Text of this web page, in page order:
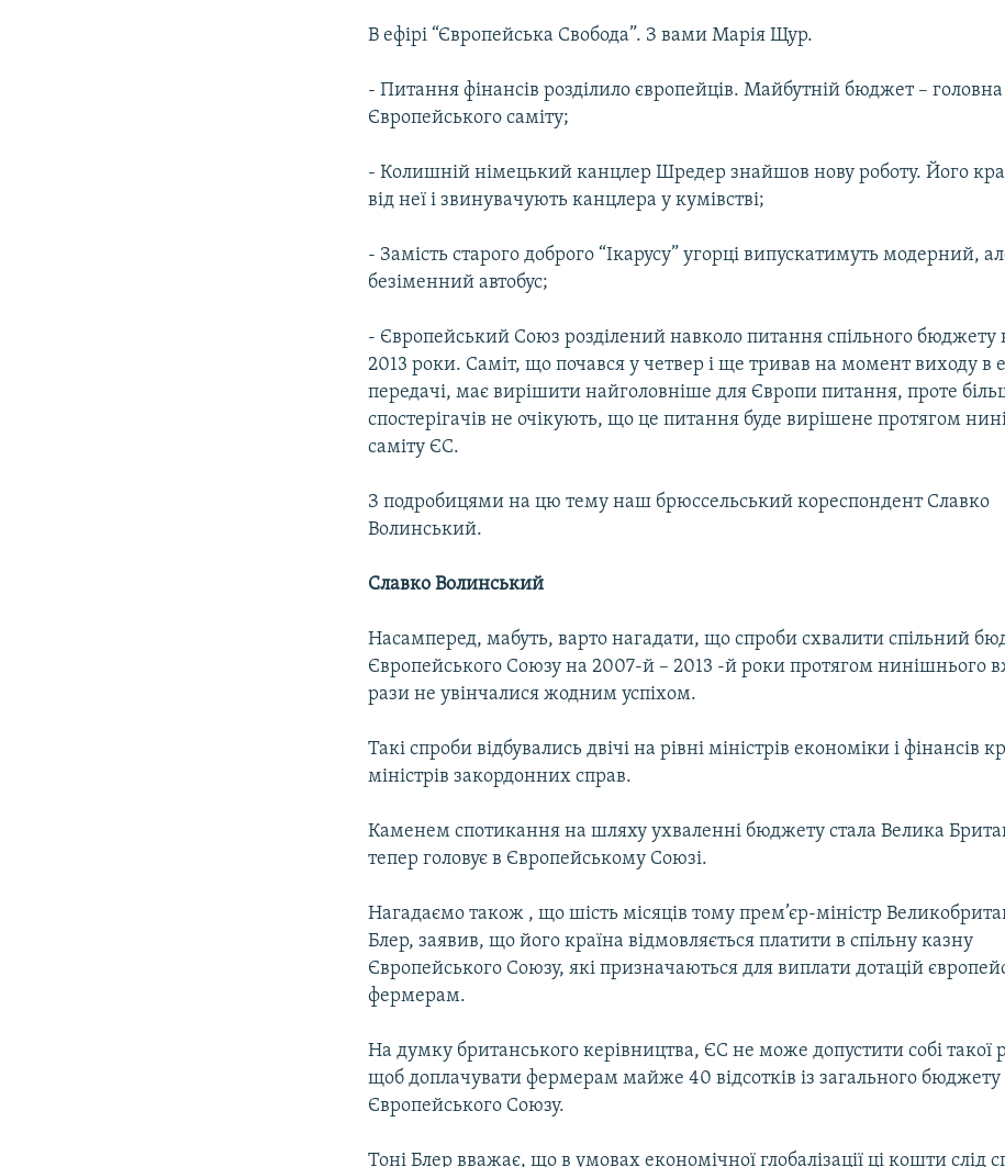
В ефірі “Європейська Свобода”. З вами Марія Щур.
- Питання фінансів розділило європейців. Майбутній бюджет –
Європейського саміту;
- Колишній німецький канцлер Шредер знайшов нову роботу. Його
від неї і звинувачують канцлера у кумівстві;
- Замість старого доброго “Ікарусу” угорці випускатимуть модерний,
безіменний автобус;
- Європейський Союз розділений навколо питання спільного бюджету
2013 роки. Саміт, що почався у четвер і ще тривав на момент виходу в
передачі, має вирішити найголовніше для Європи питання, проте
спостерігачів не очікують, що це питання буде вирішене протягом
саміту ЄС.
З подробицями на цю тему наш брюссельський кореспондент Славко
Волинський.
Славко Волинський
Насамперед, мабуть, варто нагадати, що спроби схвалити спільний
Європейського Союзу на 2007-й – 2013 -й роки протягом нинішнього
рази не увінчалися жодним успіхом.
Такі спроби відбувались двічі на рівні міністрів економіки і фінансів
міністрів закордонних справ.
Каменем спотикання на шляху ухваленні бюджету стала Велика
тепер головує в Європейському Союзі.
Нагадаємо також , що шість місяців тому прем’єр-міністр
Блер, заявив, що його країна відмовляється платити в спільну казну
Європейського Союзу, які призначаються для виплати дотацій
фермерам.
На думку британського керівництва, ЄС не може допустити собі такої
щоб доплачувати фермерам майже 40 відсотків із загального бюджету
Європейського Союзу.
Тоні Блер вважає, що в умовах економічної глобалізації ці кошти слід